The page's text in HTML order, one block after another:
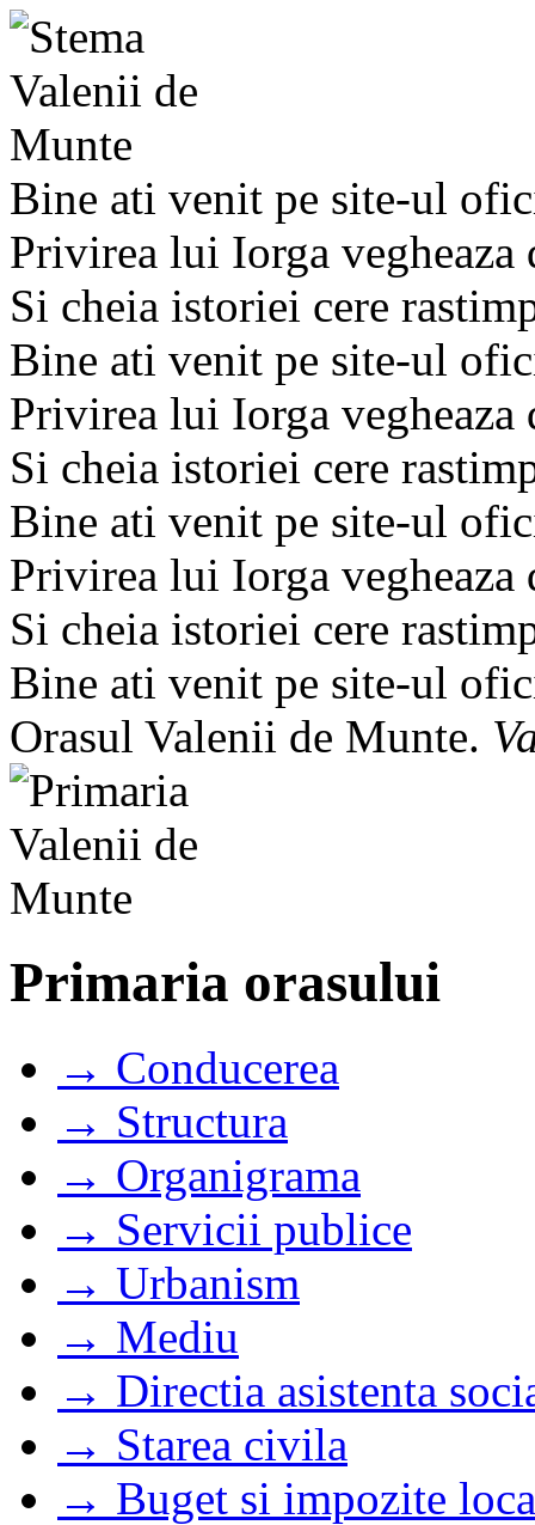
Bine ati venit pe site-ul
Privirea lui Iorga
Si cheia istoriei cere
Bine ati venit pe site-ul
Privirea lui Iorga
Si cheia istoriei cere
Bine ati venit pe site-ul
Privirea lui Iorga
Si cheia istoriei cere
Bine ati venit pe site-ul
Orasul Valenii de Munte.
Primaria orasului
→ Conducerea
→ Structura
→ Organigrama
→ Servicii publice
→ Urbanism
→ Mediu
→ Directia asistenta
→ Starea civila
→ Buget si impozite